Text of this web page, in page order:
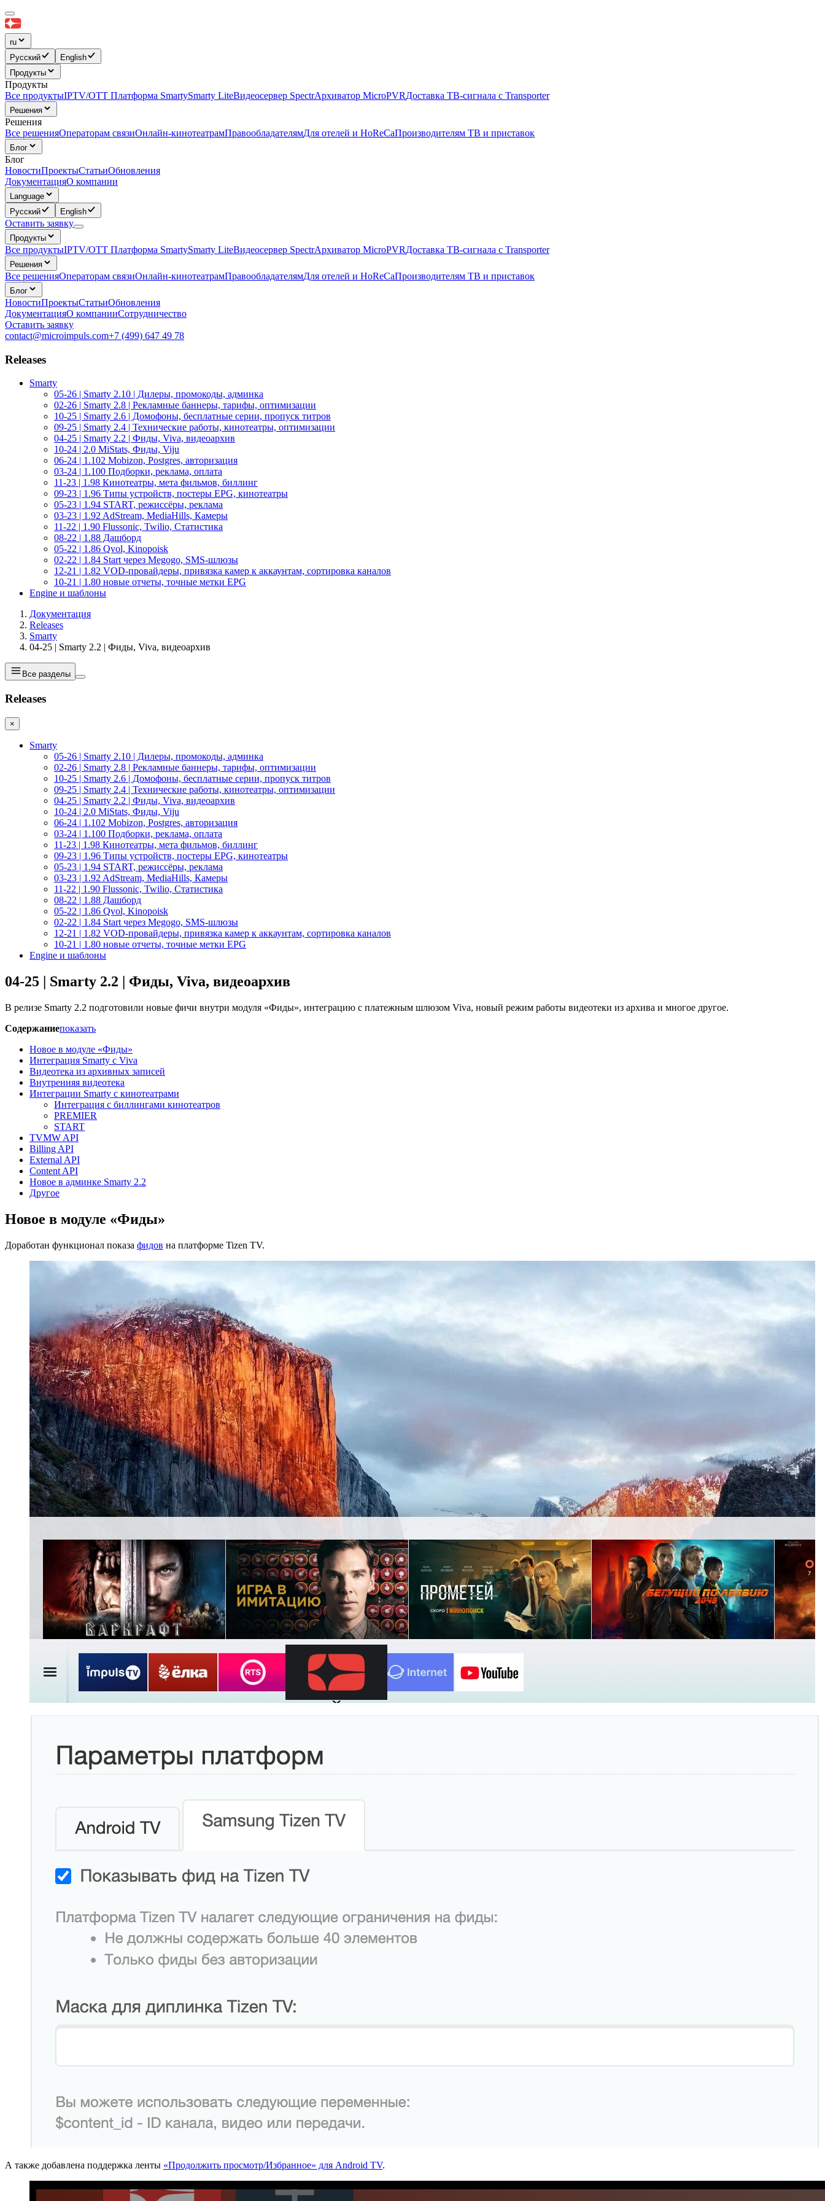
ru
Русский
English
Продукты
Продукты
Все продуктыIPTV/OTT Платформа SmartySmarty LiteВидеосервер SpectrАрхиватор MicroPVRДоставка ТВ-сигнала с Transporter
Решения
Решения
Все решенияОператорам связиОнлайн-кинотеатрамПравообладателямДля отелей и HoReCaПроизводителям ТВ и приставок
Блог
Блог
НовостиПроектыСтатьиОбновления
ДокументацияО компании
Language
Русский
English
Оставить заявку
Продукты
Все продуктыIPTV/OTT Платформа SmartySmarty LiteВидеосервер SpectrАрхиватор MicroPVRДоставка ТВ-сигнала с Transporter
Решения
Все решенияОператорам связиОнлайн-кинотеатрамПравообладателямДля отелей и HoReCaПроизводителям ТВ и приставок
Блог
НовостиПроектыСтатьиОбновления
ДокументацияО компанииСотрудничество
Оставить заявку
contact@microimpuls.com+7 (499) 647 49 78
Releases
Smarty
05-26 | Smarty 2.10 | Дилеры, промокоды, админка
02-26 | Smarty 2.8 | Рекламные баннеры, тарифы, оптимизации
10-25 | Smarty 2.6 | Домофоны, бесплатные серии, пропуск титров
09-25 | Smarty 2.4 | Технические работы, кинотеатры, оптимизации
04-25 | Smarty 2.2 | Фиды, Viva, видеоархив
10-24 | 2.0 MiStats, Фиды, Viju
06-24 | 1.102 Mobizon, Postgres, авторизация
03-24 | 1.100 Подборки, реклама, оплата
11-23 | 1.98 Кинотеатры, мета фильмов, биллинг
09-23 | 1.96 Типы устройств, постеры EPG, кинотеатры
05-23 | 1.94 START, режиссёры, реклама
03-23 | 1.92 AdStream, MediaHills, Камеры
11-22 | 1.90 Flussonic, Twilio, Статистика
08-22 | 1.88 Дашборд
05-22 | 1.86 Qvol, Kinopoisk
02-22 | 1.84 Start через Megogo, SMS-шлюзы
12-21 | 1.82 VOD-провайдеры, привязка камер к аккаунтам, сортировка каналов
10-21 | 1.80 новые отчеты, точные метки EPG
Engine и шаблоны
Документация
Releases
Smarty
04-25 | Smarty 2.2 | Фиды, Viva, видеоархив
Все разделы
Releases
×
Smarty
05-26 | Smarty 2.10 | Дилеры, промокоды, админка
02-26 | Smarty 2.8 | Рекламные баннеры, тарифы, оптимизации
10-25 | Smarty 2.6 | Домофоны, бесплатные серии, пропуск титров
09-25 | Smarty 2.4 | Технические работы, кинотеатры, оптимизации
04-25 | Smarty 2.2 | Фиды, Viva, видеоархив
10-24 | 2.0 MiStats, Фиды, Viju
06-24 | 1.102 Mobizon, Postgres, авторизация
03-24 | 1.100 Подборки, реклама, оплата
11-23 | 1.98 Кинотеатры, мета фильмов, биллинг
09-23 | 1.96 Типы устройств, постеры EPG, кинотеатры
05-23 | 1.94 START, режиссёры, реклама
03-23 | 1.92 AdStream, MediaHills, Камеры
11-22 | 1.90 Flussonic, Twilio, Статистика
08-22 | 1.88 Дашборд
05-22 | 1.86 Qvol, Kinopoisk
02-22 | 1.84 Start через Megogo, SMS-шлюзы
12-21 | 1.82 VOD-провайдеры, привязка камер к аккаунтам, сортировка каналов
10-21 | 1.80 новые отчеты, точные метки EPG
Engine и шаблоны
04-25 | Smarty 2.2 | Фиды, Viva, видеоархив
В релизе Smarty 2.2 подготовили новые фичи внутри модуля «Фиды», интеграцию с платежным шлюзом Viva, новый режим работы видеотеки из архива и многое другое.
Содержаниепоказать
Новое в модуле «Фиды»
Интеграция Smarty с Viva
Видеотека из архивных записей
Внутренняя видеотека
Интеграции Smarty с кинотеатрами
Интеграция с биллингами кинотеатров
PREMIER
START
TVMW API
Billing API
External API
Content API
Новое в админке Smarty 2.2
Другое
Новое в модуле «Фиды»
Доработан функционал показа фидов на платформе Tizen TV.
А также добавлена поддержка ленты «Продолжить просмотр/Избранное» для Android TV.